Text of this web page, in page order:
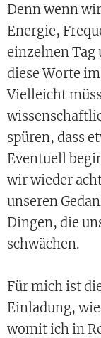
Denn wenn
Energie,
einzelnen Tag
diese Worte
Vielleicht
spüren, dass
Eventuell
wir wieder
unseren
Dingen, die
schwächen.
Für mich ist
Einladung,
womit ich in